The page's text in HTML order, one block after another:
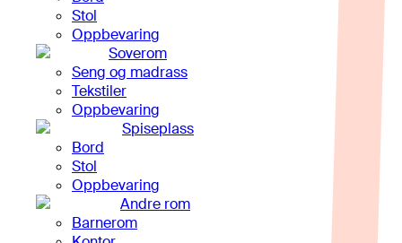
Stol
Oppbevaring
Soverom
Seng og madrass
Tekstiler
Oppbevaring
Spiseplass
Bord
Stol
Oppbevaring
Andre rom
Barnerom